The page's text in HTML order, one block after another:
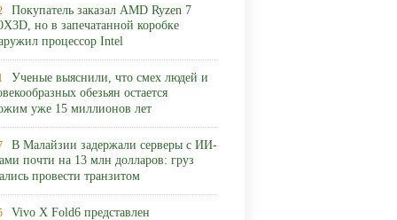
Покупатель заказал AMD Ryzen 7
но в запечатанной коробке
процессор Intel
Ученые выяснили, что смех людей и
обезьян остается
уже 15 миллионов лет
В Малайзии задержали серверы с ИИ-
почти на 13 млн долларов: груз
провести транзитом
Vivo X Fold6 представлен